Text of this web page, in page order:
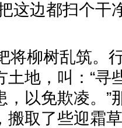
这边都扫个干
将柳树乱筑。
土地，叫：“寻
，以免欺凌。”
搬取了些迎霜